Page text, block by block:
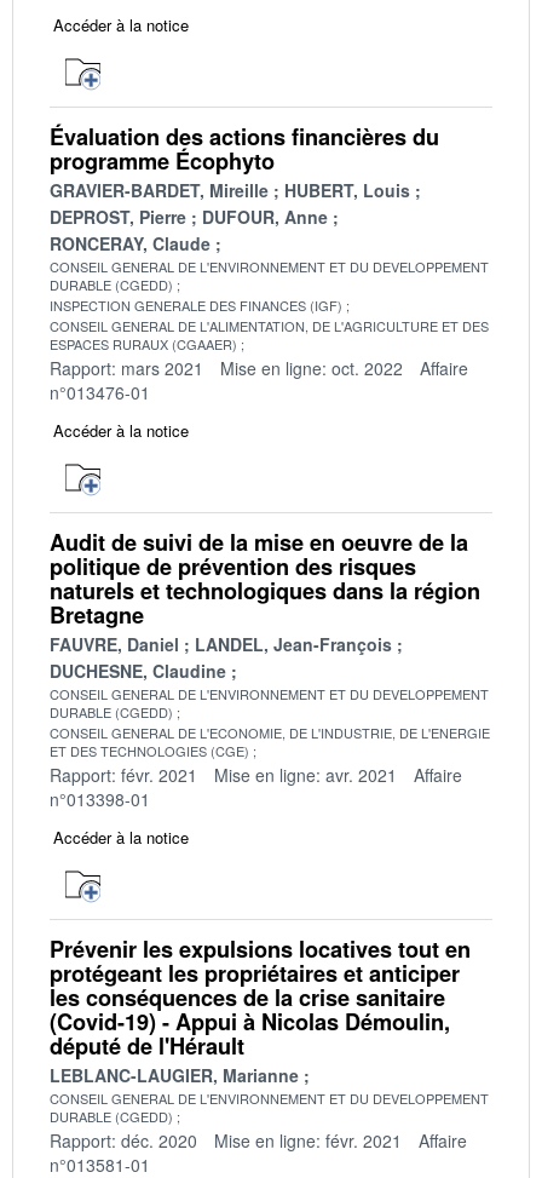
Accéder à la notice
Évaluation des actions financières du
programme Écophyto
GRAVIER-BARDET, Mireille
HUBERT, Louis
DEPROST, Pierre
DUFOUR, Anne
RONCERAY, Claude
CONSEIL GENERAL DE L'ENVIRONNEMENT ET DU DEVELOPPEMENT
DURABLE (CGEDD)
INSPECTION GENERALE DES FINANCES (IGF)
CONSEIL GENERAL DE L'ALIMENTATION, DE L'AGRICULTURE ET DES
ESPACES RURAUX (CGAAER)
Rapport: mars 2021 Mise en ligne: oct. 2022
Affaire
n°013476-01
Accéder à la notice
Audit de suivi de la mise en oeuvre de la
politique de prévention des risques
naturels et technologiques dans la région
Bretagne
FAUVRE, Daniel
LANDEL, Jean-François
DUCHESNE, Claudine
CONSEIL GENERAL DE L'ENVIRONNEMENT ET DU DEVELOPPEMENT
DURABLE (CGEDD)
CONSEIL GENERAL DE L'ECONOMIE, DE L'INDUSTRIE, DE L'ENERGIE
ET DES TECHNOLOGIES (CGE)
Rapport: févr. 2021 Mise en ligne: avr. 2021
Affaire
n°013398-01
Accéder à la notice
Prévenir les expulsions locatives tout en
protégeant les propriétaires et anticiper
les conséquences de la crise sanitaire
(Covid-19) - Appui à Nicolas Démoulin,
député de l'Hérault
LEBLANC-LAUGIER, Marianne
CONSEIL GENERAL DE L'ENVIRONNEMENT ET DU DEVELOPPEMENT
DURABLE (CGEDD)
Rapport: déc. 2020 Mise en ligne: févr. 2021
Affaire
n°013581-01